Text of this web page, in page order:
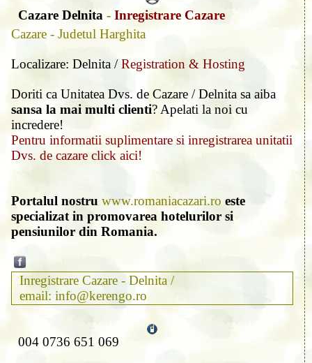
Cazare Delnita - Inregistrare Cazare
Cazare - Judetul Harghita
Localizare: Delnita /Registration & Hosting
Doriti ca Unitatea Dvs. de Cazare / Delnita sa aiba
sansa la mai multi clienti? Apelati la noi cu
incredere!
Pentru informatii suplimentare si inregistrarea unitatii
Dvs. de cazare click aici!
Portalul nostru www.romaniacazari.ro este
specializat in promovarea hotelurilor si
pensiunilor din Romania.
Inregistrare Cazare - Delnita /
email: info@kerengo.ro
004 0736 651 069